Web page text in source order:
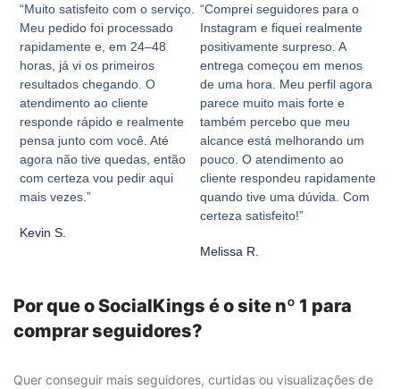
“Muito satisfeito com o serviço.
Meu pedido foi processado
rapidamente e, em 24–48
horas, já vi os primeiros
resultados chegando. O
atendimento ao cliente
responde rápido e realmente
pensa junto com você. Até
agora não tive quedas, então
com certeza vou pedir aqui
mais vezes.”
Kevin S.
“Comprei seguidores para o
Instagram e fiquei realmente
positivamente surpreso. A
entrega começou em menos
de uma hora. Meu perfil agora
parece muito mais forte e
também percebo que meu
alcance está melhorando um
pouco. O atendimento ao
cliente respondeu rapidamente
quando tive uma dúvida. Com
certeza satisfeito!”
Melissa R.
Por que o SocialKings é o site nº 1 para
comprar seguidores?
Quer conseguir mais seguidores, curtidas ou visualizações de